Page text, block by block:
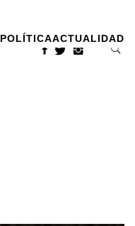
POLÍTICAACTUALIDAD